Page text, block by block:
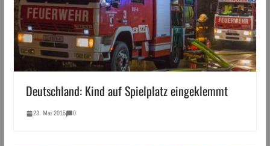
Deutschland: Kind auf Spielplatz eingeklemmt
23. Mai 2015 0